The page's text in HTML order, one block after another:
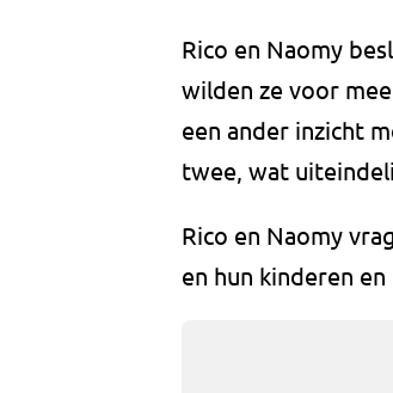
Rico en Naomy
wilden ze voor
een ander inzicht
twee, wat
Rico en Naomy
en hun kinderen en